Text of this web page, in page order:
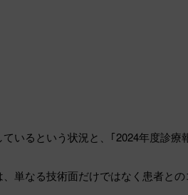
いるという状況と、｢2024年度診療
単なる技術面だけではなく患者と